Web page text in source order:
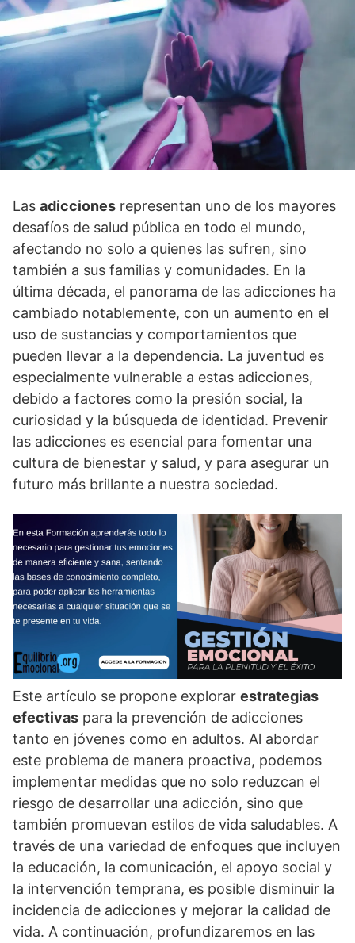
Las adicciones representan uno de los mayores
desafí­os de salud pública en todo el mundo,
afectando no solo a quienes las sufren, sino
también a sus familias y comunidades. En la
última década, el panorama de las adicciones ha
cambiado notablemente, con un aumento en el
uso de sustancias y comportamientos que
pueden llevar a la dependencia. La juventud es
especialmente vulnerable a estas adicciones,
debido a factores como la presión social, la
curiosidad y la búsqueda de identidad. Prevenir
las adicciones es esencial para fomentar una
cultura de bienestar y salud, y para asegurar un
futuro más brillante a nuestra sociedad.
Este artí­culo se propone explorar estrategias
efectivas para la prevención de adicciones
tanto en jóvenes como en adultos. Al abordar
este problema de manera proactiva, podemos
implementar medidas que no solo reduzcan el
riesgo de desarrollar una adicción, sino que
también promuevan estilos de vida saludables. A
través de una variedad de enfoques que incluyen
la educación, la comunicación, el apoyo social y
la intervención temprana, es posible disminuir la
incidencia de adicciones y mejorar la calidad de
vida. A continuación, profundizaremos en las